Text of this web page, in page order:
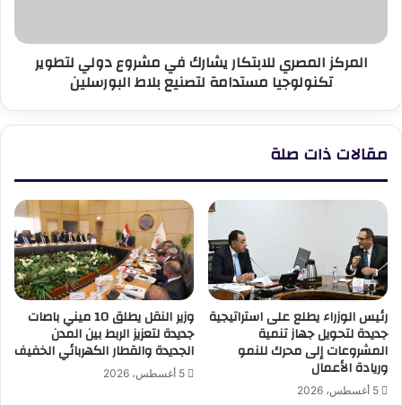
تكنولوجيا
مستدامة
المركز المصري للابتكار يشارك في مشروع دولي لتطوير
تكنولوجيا مستدامة لتصنيع بلاط البورسلين
مقالات ذات صلة
رئيس الوزراء يطلع على استراتيجية
جديدة لتحويل جهاز تنمية
المشروعات إلى محرك للنمو
وريادة الأعمال
5 أغسطس، 2026
وزير النقل يطلق 10 ميني باصات
جديدة لتعزيز الربط بين المدن
الجديدة والقطار الكهربائي الخفيف
5 أغسطس، 2026